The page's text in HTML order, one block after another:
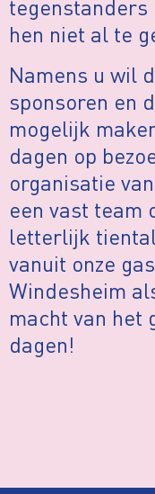
tegenstanders
hen niet al te
Namens u wil
sponsoren en
mogelijk
dagen op
organisatie
een vast team
letterlijk
vanuit onze
Windesheim
macht van het
dagen!